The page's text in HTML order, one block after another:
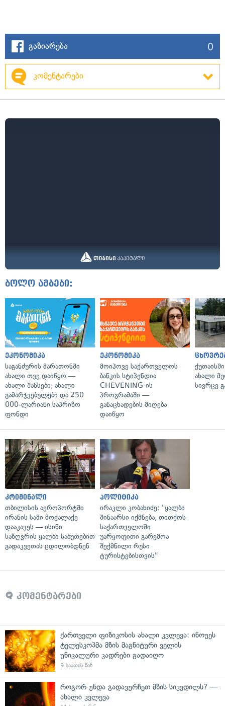
გაზიარება 0
კომენტარები
ბოლო ამბები:
ეკონომიკა
საგანძურის მარათონში
ახალი თვე დაიწყო —
ახალი შანსები, ახალი
გამარჯვებულები და 250
000-ლარიანი საპრიზო
ფონდი
ეკონომიკა
მოიპოვე საქართველოს
ბანკის სტიპენდია
CHEVENING-ის
პროგრამაში —
განაცხადების მიღება
დაიწყო
ახალი
სივრცე
კრიმინალი
თბილისის აეროპორტში
ირანის სამი მოქალაქე
დააკავეს — ისინი
საზღვრის ყალბი საბუთებით
გადაკვეთას ცდილობდნენ
პოლიტიკა
ირაკლი კობახიძე: "ყალბი
შინაარსი იქმნება, თითქოს
საქართველოში
უარყოფითი გარემოა
შექმნილი რუსი
ტურისტებისთვის"
კომენტარები
ქართველი ფიზიკოსის ახალი კვლევა: ინოუეს
ტელესკოპმა მზის მაგნიტური ველის
უნიკალური კადრები გადაიღო
9 საათის წინ
როგორ უნდა გადავურჩეთ მზის სიკვდილს? —
ახალი კვლევა